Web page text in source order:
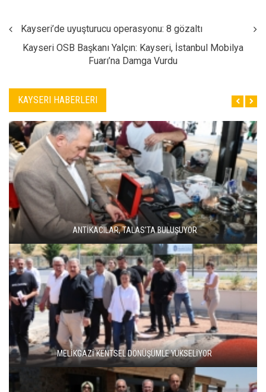
Kayseri’de uyuşturucu operasyonu: 8 gözaltı
Kayseri OSB Başkanı Yalçın: Kayseri, İstanbul Mobilya
Fuarı’na Damga Vurdu
KAYSERI HABERLERI
ANTİKACILAR, TALAS’TA BULUŞUYOR
MELİKGAZİ KENTSEL DÖNÜŞÜMLE YÜKSELİYOR